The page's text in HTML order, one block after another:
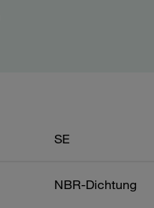
SE
NBR-Dichtung